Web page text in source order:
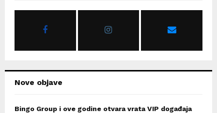
o
Nove objave
Bingo Group i ove godine otvara vrata VIP događaja